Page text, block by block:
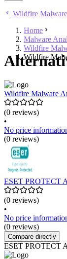
Wildfire
Home
Malware
Wildfire
Wildfire
Wildfire Malware
(0 reviews)
•
No price
(0 reviews)
ESET PROTECT
(0 reviews)
•
No price
(0 reviews)
Compare directly
ESET PROTECT